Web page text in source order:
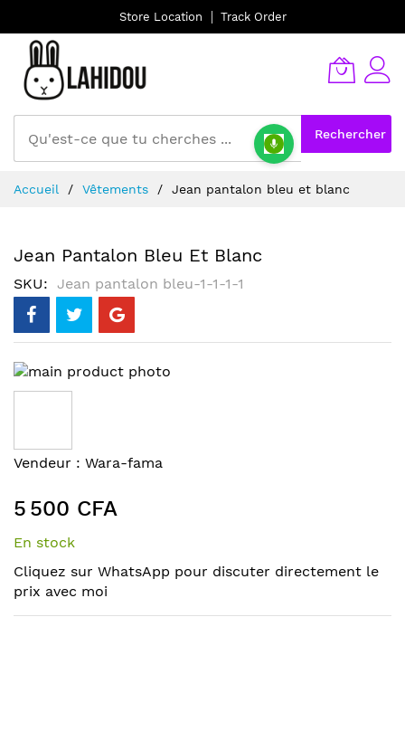
Store Location Track Order
Rechercher
au
Accueil Vêtements Jean pantalon bleu et blanc
Jean Pantalon Bleu Et Blanc
SKU Jean pantalon bleu-1-1-1-1
Skip
to
of
the
gallery
Skip
the
beginning
of
images
gallery
Vendeur : Wara-fama
5 500 CFA
En stock
Cliquez sur WhatsApp pour discuter directement le
prix avec moi